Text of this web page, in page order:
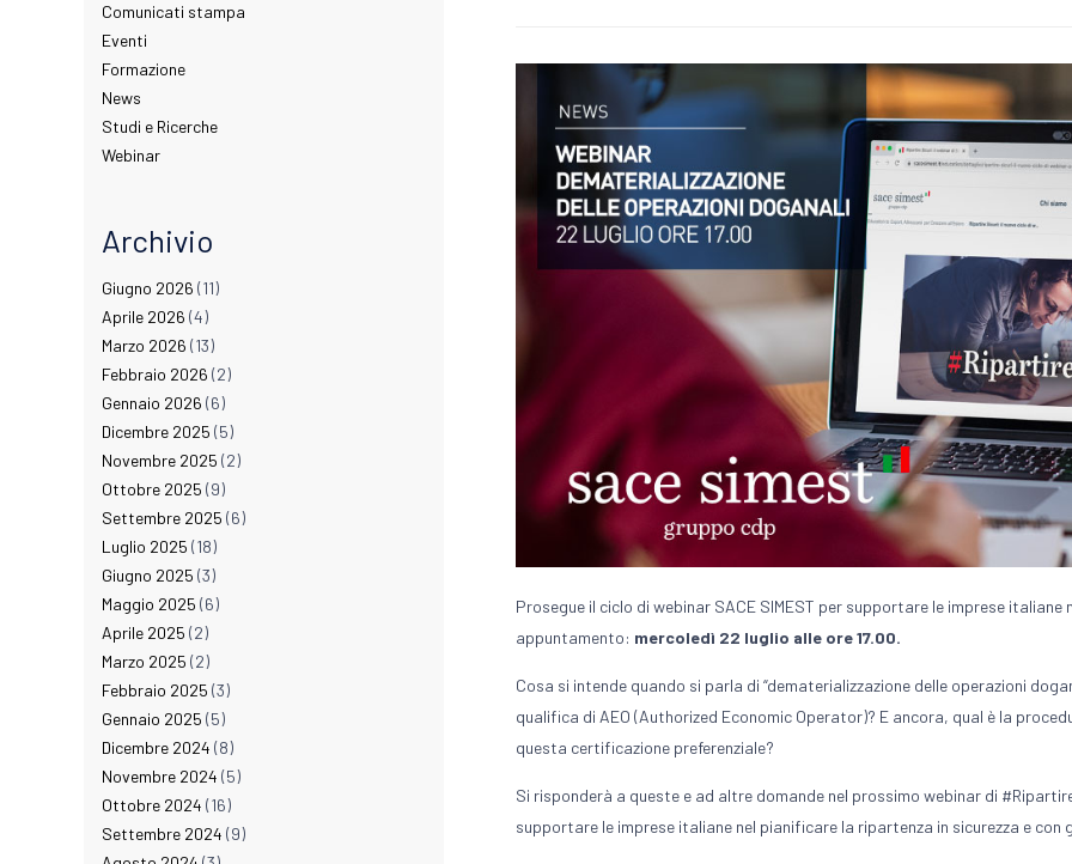
Prosegue il ciclo di webinar SACE SIMEST per supportare le imprese
appuntamento: mercoledì 22 luglio alle ore 17.00.
Cosa si intende quando si parla di “dematerializzazione delle operazioni
qualifica di AEO (Authorized Economic Operator)? E ancora, qual è la
questa certificazione preferenziale?
Si risponderà a queste e ad altre domande nel prossimo webinar di
supportare le imprese italiane nel pianificare la ripartenza in sicurezza e con
Comunicati stampa
Eventi
Formazione
News
Studi e Ricerche
Webinar
Archivio
Giugno 2026 (11)
Aprile 2026 (4)
Marzo 2026 (13)
Febbraio 2026 (2)
Gennaio 2026 (6)
Dicembre 2025 (5)
Novembre 2025 (2)
Ottobre 2025 (9)
Settembre 2025 (6)
Luglio 2025 (18)
Giugno 2025 (3)
Maggio 2025 (6)
Aprile 2025 (2)
Marzo 2025 (2)
Febbraio 2025 (3)
Gennaio 2025 (5)
Dicembre 2024 (8)
Novembre 2024 (5)
Ottobre 2024 (16)
Settembre 2024 (9)